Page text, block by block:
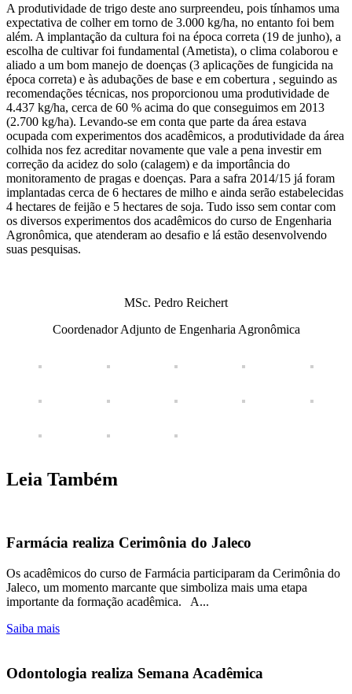
A produtividade de trigo deste ano surpreendeu, pois tínhamos uma
expectativa de colher em torno de 3.000 kg/ha, no entanto foi bem
além. A implantação da cultura foi na época correta (19 de junho), a
escolha de cultivar foi fundamental (Ametista), o clima colaborou e
aliado a um bom manejo de doenças (3 aplicações de fungicida na
época correta) e às adubações de base e em cobertura , seguindo as
recomendações técnicas, nos proporcionou uma produtividade de
4.437 kg/ha, cerca de 60 % acima do que conseguimos em 2013
(2.700 kg/ha). Levando-se em conta que parte da área estava
ocupada com experimentos dos acadêmicos, a produtividade da área
colhida nos fez acreditar novamente que vale a pena investir em
correção da acidez do solo (calagem) e da importância do
monitoramento de pragas e doenças. Para a safra 2014/15 já foram
implantadas cerca de 6 hectares de milho e ainda serão estabelecidas
4 hectares de feijão e 5 hectares de soja. Tudo isso sem contar com
os diversos experimentos dos acadêmicos do curso de Engenharia
Agronômica, que atenderam ao desafio e lá estão desenvolvendo
suas pesquisas.
MSc. Pedro Reichert
Coordenador Adjunto de Engenharia Agronômica
Leia Também
Farmácia realiza Cerimônia do Jaleco
Os acadêmicos do curso de Farmácia participaram da Cerimônia do
Jaleco, um momento marcante que simboliza mais uma etapa
importante da formação acadêmica. A...
Saiba mais
Odontologia realiza Semana Acadêmica